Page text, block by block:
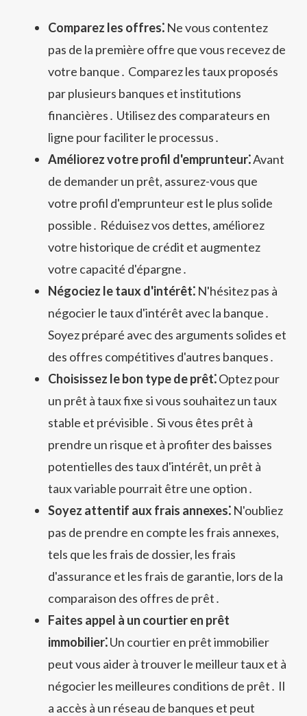
Comparez les offres⁚ Ne vous contentez
pas de la première offre que vous recevez de
votre banque․ Comparez les taux proposés
par plusieurs banques et institutions
financières․ Utilisez des comparateurs en
ligne pour faciliter le processus․
Améliorez votre profil d'emprunteur⁚Avant
de demander un prêt, assurez-vous que
votre profil d'emprunteur est le plus solide
possible․ Réduisez vos dettes, améliorez
votre historique de crédit et augmentez
votre capacité d'épargne․
Négociez le taux d'intérêt⁚ N'hésitez pas à
négocier le taux d'intérêt avec la banque․
Soyez préparé avec des arguments solides et
des offres compétitives d'autres banques․
Choisissez le bon type de prêt⁚Optez pour
un prêt à taux fixe si vous souhaitez un taux
stable et prévisible․ Si vous êtes prêt à
prendre un risque et à profiter des baisses
potentielles des taux d'intérêt, un prêt à
taux variable pourrait être une option․
Soyez attentif aux frais annexes⁚ N'oubliez
pas de prendre en compte les frais annexes,
tels que les frais de dossier, les frais
d'assurance et les frais de garantie, lors de la
comparaison des offres de prêt․
Faites appel à un courtier en prêt
immobilier⁚Un courtier en prêt immobilier
peut vous aider à trouver le meilleur taux et à
négocier les meilleures conditions de prêt․ Il
a accès à un réseau de banques et peut